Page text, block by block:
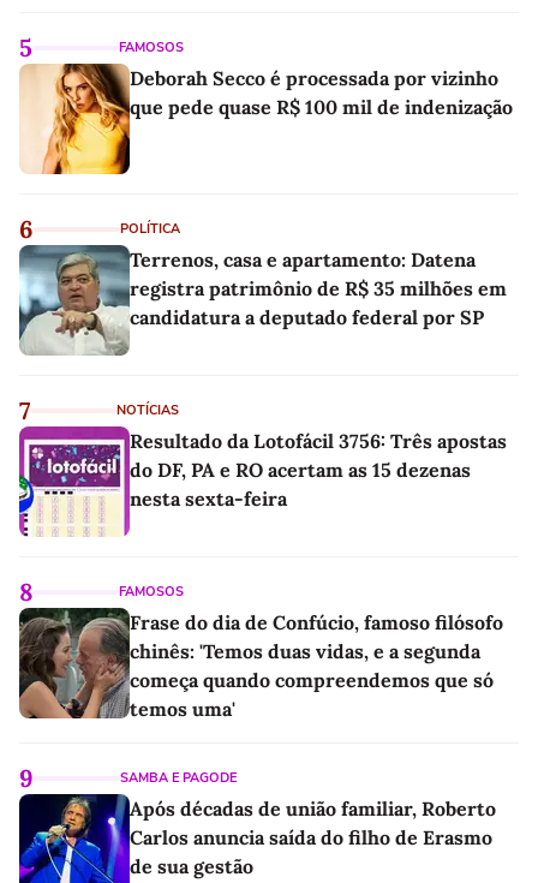
5 FAMOSOS
Deborah Secco é processada por vizinho
que pede quase R$ 100 mil de indenização
6 POLÍTICA
Terrenos, casa e apartamento: Datena
registra patrimônio de R$ 35 milhões em
candidatura a deputado federal por SP
7 NOTÍCIAS
Resultado da Lotofácil 3756: Três apostas
do DF, PA e RO acertam as 15 dezenas
nesta sexta-feira
8 FAMOSOS
Frase do dia de Confúcio, famoso filósofo
chinês: 'Temos duas vidas, e a segunda
começa quando compreendemos que só
temos uma'
9 SAMBA E PAGODE
Após décadas de união familiar, Roberto
Carlos anuncia saída do filho de Erasmo
de sua gestão